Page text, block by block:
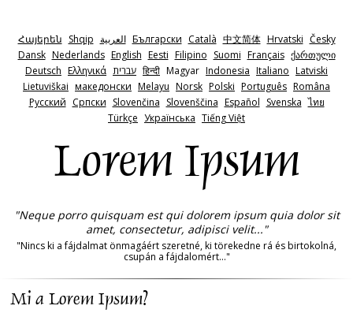
Հայերեն Shqip ‫العربية Български Català 中文简体 Hrvatski Česky
Dansk Nederlands English Eesti Filipino Suomi Français ქართული
Deutsch Ελληνικά ‫עברית हिन्दी Magyar Indonesia Italiano Latviski
Lietuviškai македонски Melayu Norsk Polski Português Româna
Pyccкий Српски Slovenčina Slovenščina Español Svenska ไทย
Türkçe Українська Tiếng Việt
Lorem Ipsum
"Neque porro quisquam est qui dolorem ipsum quia dolor sit
amet, consectetur, adipisci velit..."
"Nincs ki a fájdalmat önmagáért szeretné, ki törekedne rá és birtokolná,
csupán a fájdalomért..."
Mi a Lorem Ipsum?